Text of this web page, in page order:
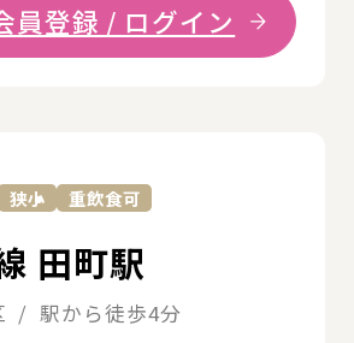
員登録 / ログイン
狭小 重飲食可
田町駅
/ 駅から徒歩4分